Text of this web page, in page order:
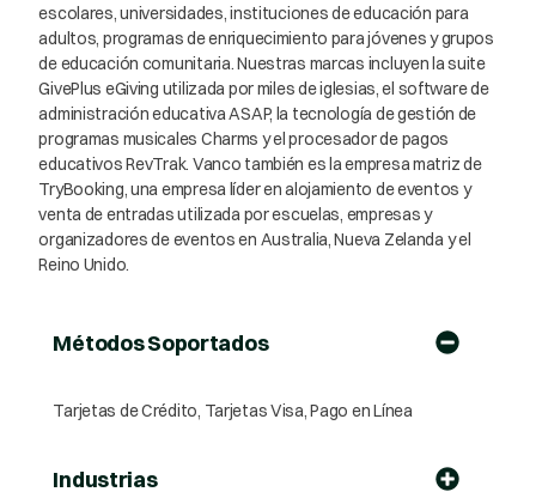
escolares, universidades, instituciones de educación para
adultos, programas de enriquecimiento para jóvenes y grupos
de educación comunitaria. Nuestras marcas incluyen la suite
GivePlus eGiving utilizada por miles de iglesias, el software de
administración educativa ASAP, la tecnología de gestión de
programas musicales Charms y el procesador de pagos
educativos RevTrak. Vanco también es la empresa matriz de
TryBooking, una empresa líder en alojamiento de eventos y
venta de entradas utilizada por escuelas, empresas y
organizadores de eventos en Australia, Nueva Zelanda y el
Reino Unido.
Métodos Soportados
Tarjetas de Crédito, Tarjetas Visa, Pago en Línea
Industrias